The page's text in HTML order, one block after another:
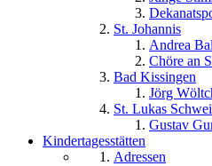
St. Johannis
Andrea
Chöre an
Bad Kissingen
Jörg
St. Lukas
Gustav
Kindertagesstätten
Adressen